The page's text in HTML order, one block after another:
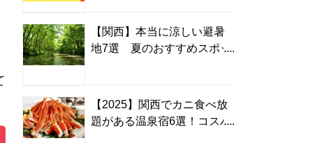
【関西】本当に涼しい避暑
地7選 夏のおすすめスポッ
【2025】関西でカニ食べ放
題がある温泉宿6選！コスパ